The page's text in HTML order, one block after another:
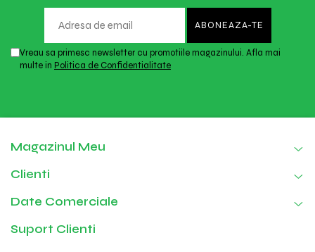
Vreau sa primesc newsletter cu promotiile magazinului. Afla mai
multe in Politica de Confidentialitate
Magazinul Meu
Clienti
Date Comerciale
Suport Clienti